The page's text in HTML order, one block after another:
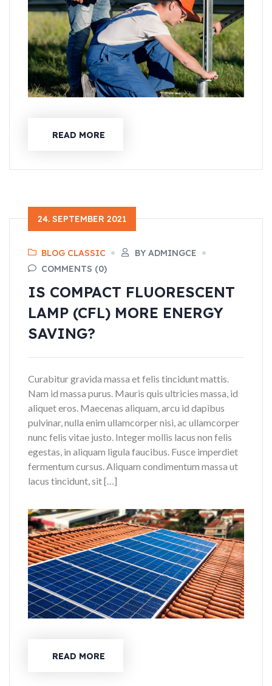
READ MORE
24. SEPTEMBER 2021
BLOG CLASSIC
BY ADMINGCE
COMMENTS (0)
IS COMPACT FLUORESCENT
LAMP (CFL) MORE ENERGY
SAVING?
Curabitur gravida massa et felis tincidunt mattis.
Nam id massa purus. Mauris quis ultricies massa, id
aliquet eros. Maecenas aliquam, arcu id dapibus
pulvinar, nulla enim ullamcorper nisi, ac ullamcorper
nunc felis vitae justo. Integer mollis lacus non felis
egestas, in aliquam ligula faucibus. Fusce imperdiet
fermentum cursus. Aliquam condimentum massa ut
lacus tincidunt, sit […]
READ MORE